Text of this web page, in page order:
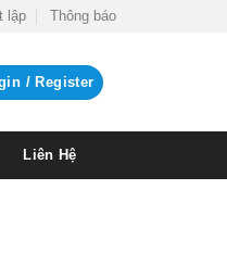
lập Thông báo
/ Register
Liên Hệ